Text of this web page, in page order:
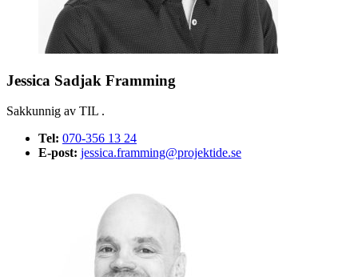
Jessica Sadjak Framming
Sakkunnig av TIL .
Tel: 070-356 13 24
E-post: jessica.framming@projektide.se